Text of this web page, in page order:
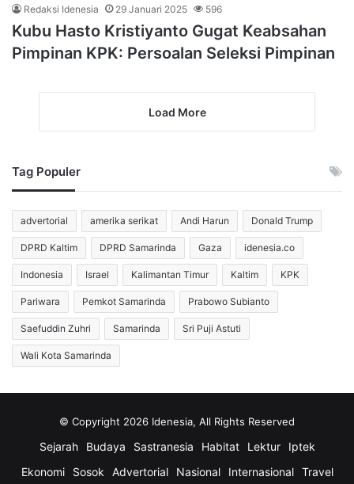
Redaksi Idenesia 29 Januari 2025 596
Kubu Hasto Kristiyanto Gugat Keabsahan
Pimpinan KPK: Persoalan Seleksi Pimpinan
Load More
Tag Populer
advertorial amerika serikat Andi Harun Donald Trump
DPRD Kaltim DPRD Samarinda Gaza idenesia.co
Indonesia Israel Kalimantan Timur Kaltim KPK
Pariwara Pemkot Samarinda Prabowo Subianto
Saefuddin Zuhri Samarinda Sri Puji Astuti
Wali Kota Samarinda
© Copyright 2026 Idenesia, All Rights Reserved
Sejarah Budaya Sastranesia Habitat Lektur
Iptek
Ekonomi
Sosok Advertorial Nasional Internasional Travel